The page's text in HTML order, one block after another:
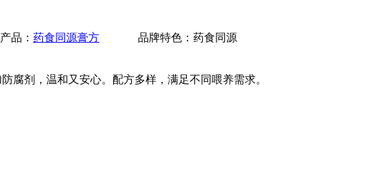
品： 药食同源膏方 品牌特色：药食同源
腐剂，温和又安心。配方多样，满足不同喂养需求。